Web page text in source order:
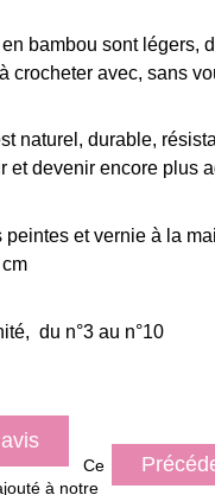
bambou sont légers,
crocheter avec, sans
naturel, durable,
et devenir encore plus
peintes et vernie à la
du n°3 au n°10
Ce
à notre